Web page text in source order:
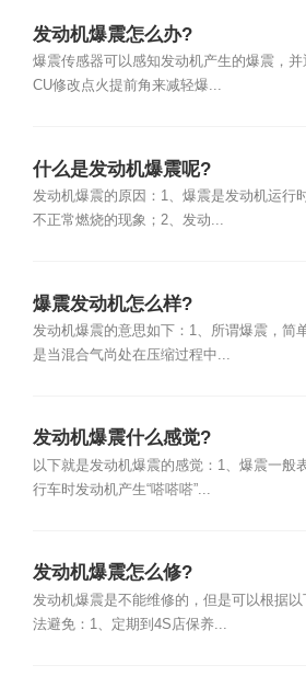
发动机爆震怎么办?
爆震传感器可以感知发动机产生的爆震，并
CU修改点火提前角来减轻爆...
什么是发动机爆震呢?
发动机爆震的原因：1、爆震是发动机运行
不正常燃烧的现象；2、发动...
爆震发动机怎么样?
发动机爆震的意思如下：1、所谓爆震，简
是当混合气尚处在压缩过程中...
发动机爆震什么感觉?
以下就是发动机爆震的感觉：1、爆震一般
行车时发动机产生“嗒嗒嗒”...
发动机爆震怎么修?
发动机爆震是不能维修的，但是可以根据以
法避免：1、定期到4S店保养...